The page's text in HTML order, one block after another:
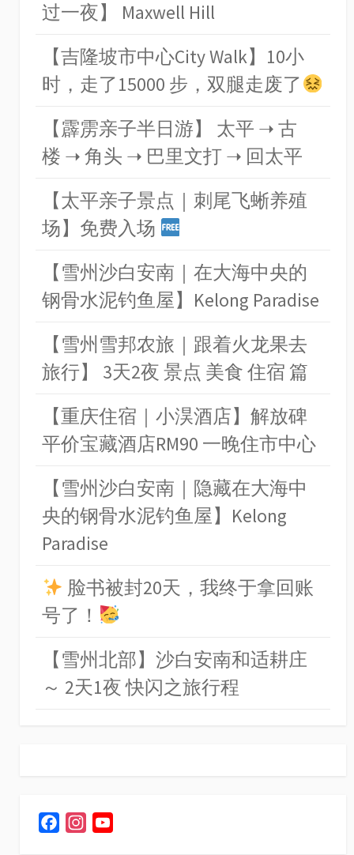
过一夜】 Maxwell Hill
【吉隆坡市中心City Walk】10小
时，走了15000 步，双腿走废了
【霹雳亲子半日游】 太平 ➝ 古
楼 ➝ 角头 ➝ 巴里文打 ➝ 回太平
【太平亲子景点｜刺尾飞蜥养殖
场】免费入场
【雪州沙白安南｜在大海中央的
钢骨水泥钓鱼屋】Kelong Paradise
【雪州雪邦农旅｜跟着火龙果去
旅行】 3天2夜 景点 美食 住宿 篇
【重庆住宿｜小淏酒店】解放碑
平价宝藏酒店RM90 一晚住市中心
【雪州沙白安南｜隐藏在大海中
央的钢骨水泥钓鱼屋】Kelong
Paradise
脸书被封20天，我终于拿回账
号了！
【雪州北部】沙白安南和适耕庄
～ 2天1夜 快闪之旅行程